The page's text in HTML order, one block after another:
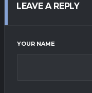
LEAVE A REPLY
YOUR NAME